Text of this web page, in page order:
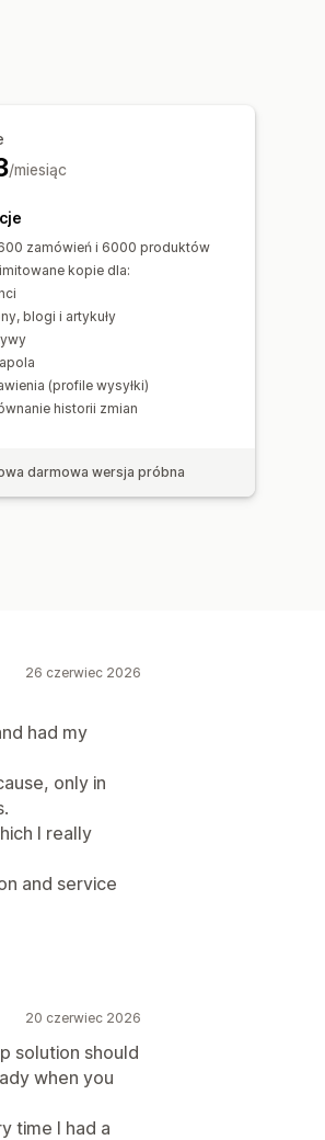
/miesiąc
zamówień i 6000 produktów
kopie dla:
blogi i artykuły
(profile wysyłki)
historii zmian
darmowa wersja próbna
26 czerwiec 2026
had my
only in
I really
and service
20 czerwiec 2026
solution should
when you
time I had a